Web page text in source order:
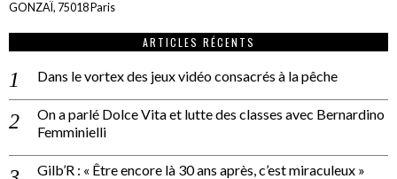
GONZAÏ, 75018 Paris
ARTICLES RÉCENTS
Dans le vortex des jeux vidéo consacrés à la pêche
On a parlé Dolce Vita et lutte des classes avec Bernardino
Femminielli
Gilb’R : « Être encore là 30 ans après, c’est miraculeux »